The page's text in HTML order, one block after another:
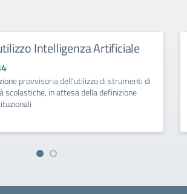
Intelligenza Artificiale
provvisoria dell’utilizzo di strumenti di
scolastiche, in attesa della definizione